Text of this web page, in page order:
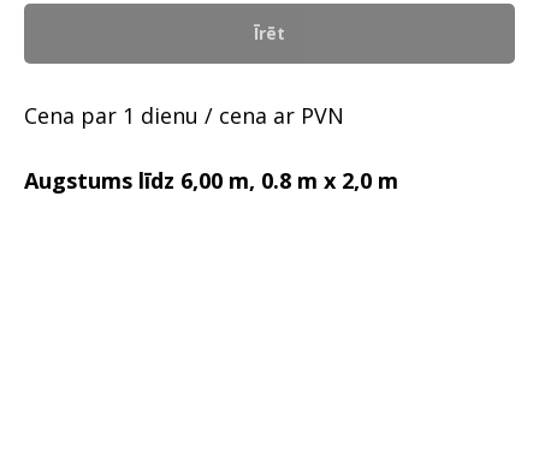
Īrēt
Cena par 1 dienu / cena ar PVN
Augstums līdz 6,00 m, 0.8 m x 2,0 m